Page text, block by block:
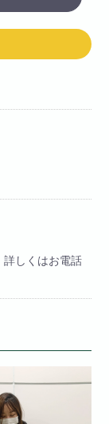
詳しくはお電話